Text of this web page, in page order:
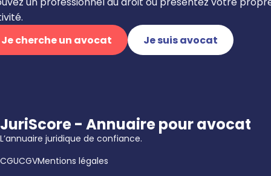
Je cherche un avocat
Je suis avocat
JuriScore - Annuaire pour avocat
L’annuaire juridique de confiance.
CGUCGVMentions légales